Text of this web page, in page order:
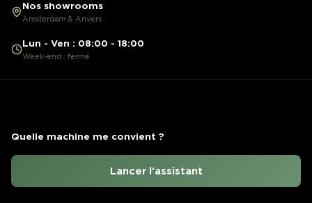
Nos showrooms
Amsterdam & Anvers
Lun - Ven : 08:00 - 18:00
Week-end : fermé
Quelle machine me convient ?
Lancer l'assistant